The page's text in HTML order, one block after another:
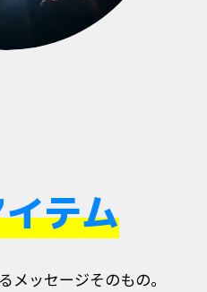
テム
メッセージそのもの。